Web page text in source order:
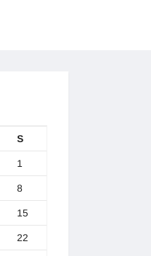
S
1
8
15
22